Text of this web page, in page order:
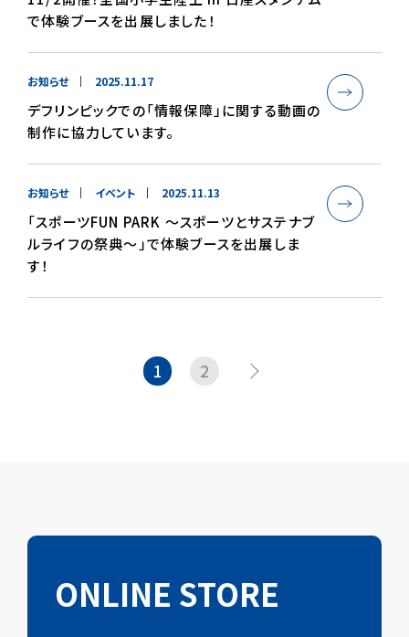
で体験ブースを出展しました！
お知らせ 2025.11.17
デフリンピックでの「情報保障」に関する動画の
制作に協力しています。
お知らせ イベント 2025.11.13
「スポーツFUN PARK ～スポーツとサステナブ
ルライフの祭典～」で体験ブースを出展しま
す！
1 2
ONLINE STORE